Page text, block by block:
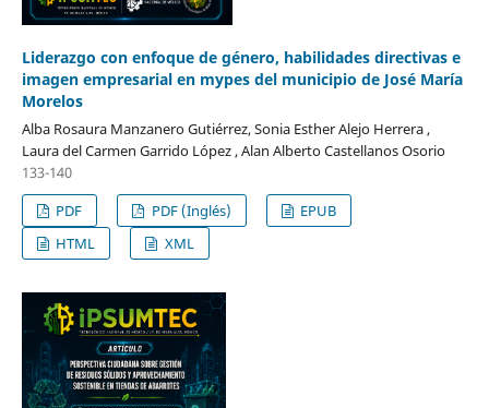
Liderazgo con enfoque de género, habilidades directivas e
imagen empresarial en mypes del municipio de José María
Morelos
Alba Rosaura Manzanero Gutiérrez, Sonia Esther Alejo Herrera ,
Laura del Carmen Garrido López , Alan Alberto Castellanos Osorio
133-140
PDF
PDF (Inglés)
EPUB
HTML
XML